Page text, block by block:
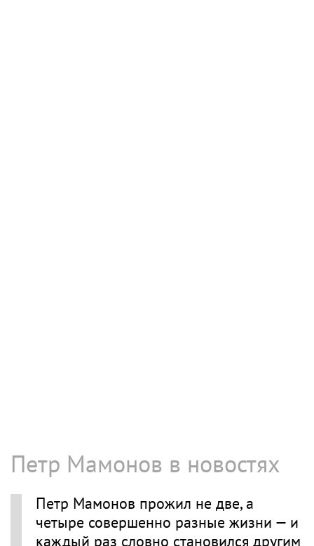
Петр Мамонов в новостях
Петр Мамонов прожил не две, а
четыре совершенно разные жизни — и
каждый раз словно становился другим